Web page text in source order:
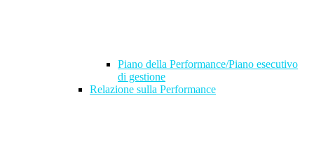
Piano della Performance/Piano esecutivo
di gestione
Relazione sulla Performance